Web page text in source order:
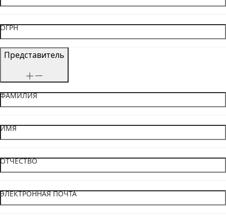
ОГРН
Представитель
ФАМИЛИЯ
ИМЯ
ОТЧЕСТВО
ЭЛЕКТРОННАЯ ПОЧТА